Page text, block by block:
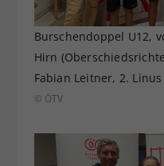
Burschendoppel U12,
Hirn
Fabian Leitner, 2.
© ÖTV